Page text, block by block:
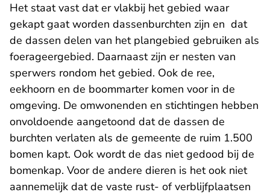
Het staat vast dat er vlakbij het gebied waar
gekapt gaat worden dassenburchten zijn en dat
de dassen delen van het plangebied gebruiken als
foerageergebied. Daarnaast zijn er nesten van
sperwers rondom het gebied. Ook de ree,
eekhoorn en de boommarter komen voor in de
omgeving. De omwonenden en stichtingen hebben
onvoldoende aangetoond dat de dassen de
burchten verlaten als de gemeente de ruim 1.500
bomen kapt. Ook wordt de das niet gedood bij de
bomenkap. Voor de andere dieren is het ook niet
aannemelijk dat de vaste rust- of verblijfplaatsen